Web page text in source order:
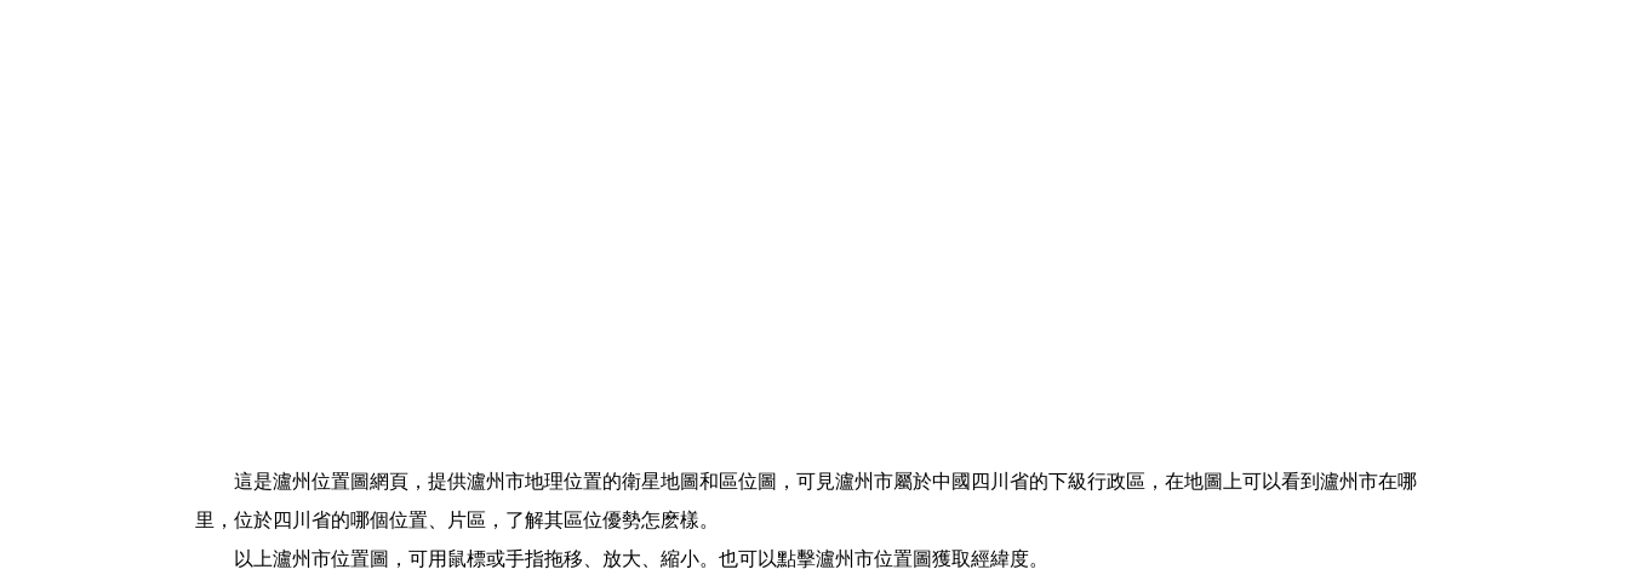
這是瀘州位置圖網頁，提供瀘州市地理位置的衛星地圖和區位圖，可見瀘州市屬於中國四川省的下級行政區，在地圖上可以看到瀘州市在哪
里，位於四川省的哪個位置、片區，了解其區位優勢怎麽樣。
以上瀘州市位置圖，可用鼠標或手指拖移、放大、縮小。也可以點擊瀘州市位置圖獲取經緯度。